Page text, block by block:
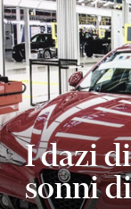
I dazi
sonni